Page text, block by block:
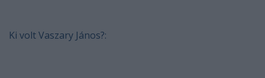
Ki volt Vaszary János?: